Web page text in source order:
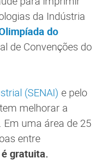
da Indústria
do
de Convenções do
(SENAI) e pelo
melhorar a
uma área de 25
entre
gratuita.